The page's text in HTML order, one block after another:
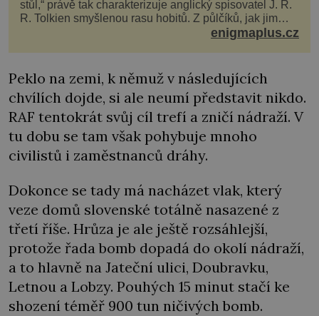
stůl,“ právě tak charakterizuje anglický spisovatel J. R.
R. Tolkien smyšlenou rasu hobitů. Z půlčíků, jak jim
říká, následně udělá hlavní hrdiny svých slavných
enigmaplus.cz
Peklo na zemi, k němuž v následujících
chvílích dojde, si ale neumí představit nikdo.
RAF tentokrát svůj cíl trefí a zničí nádraží. V
tu dobu se tam však pohybuje mnoho
civilistů i zaměstnanců dráhy.
Dokonce se tady má nacházet vlak, který
veze domů slovenské totálně nasazené z
třetí říše. Hrůza je ale ještě rozsáhlejší,
protože řada bomb dopadá do okolí nádraží,
a to hlavně na Jateční ulici, Doubravku,
Letnou a Lobzy. Pouhých 15 minut stačí ke
shození téměř 900 tun ničivých bomb.